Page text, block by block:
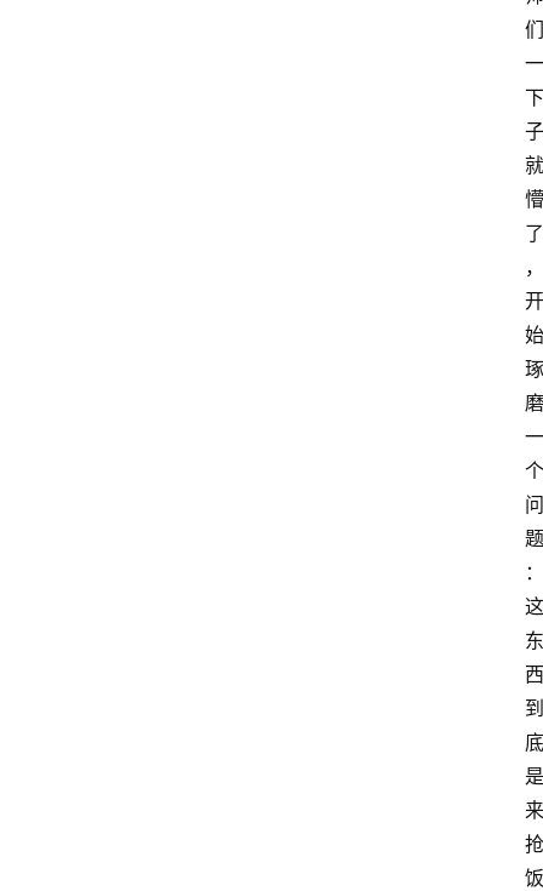
们
一
下
子
就
懵
了
，
开
始
琢
磨
一
个
问
题
：
这
东
西
到
底
是
来
抢
饭